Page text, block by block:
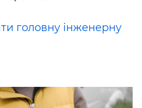
головну інженерну